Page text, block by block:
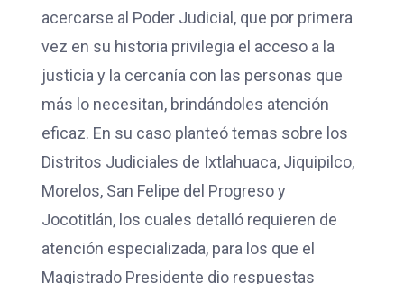
acercarse al Poder Judicial, que por primera
vez en su historia privilegia el acceso a la
justicia y la cercanía con las personas que
más lo necesitan, brindándoles atención
eficaz. En su caso planteó temas sobre los
Distritos Judiciales de Ixtlahuaca, Jiquipilco,
Morelos, San Felipe del Progreso y
Jocotitlán, los cuales detalló requieren de
atención especializada, para los que el
Magistrado Presidente dio respuestas